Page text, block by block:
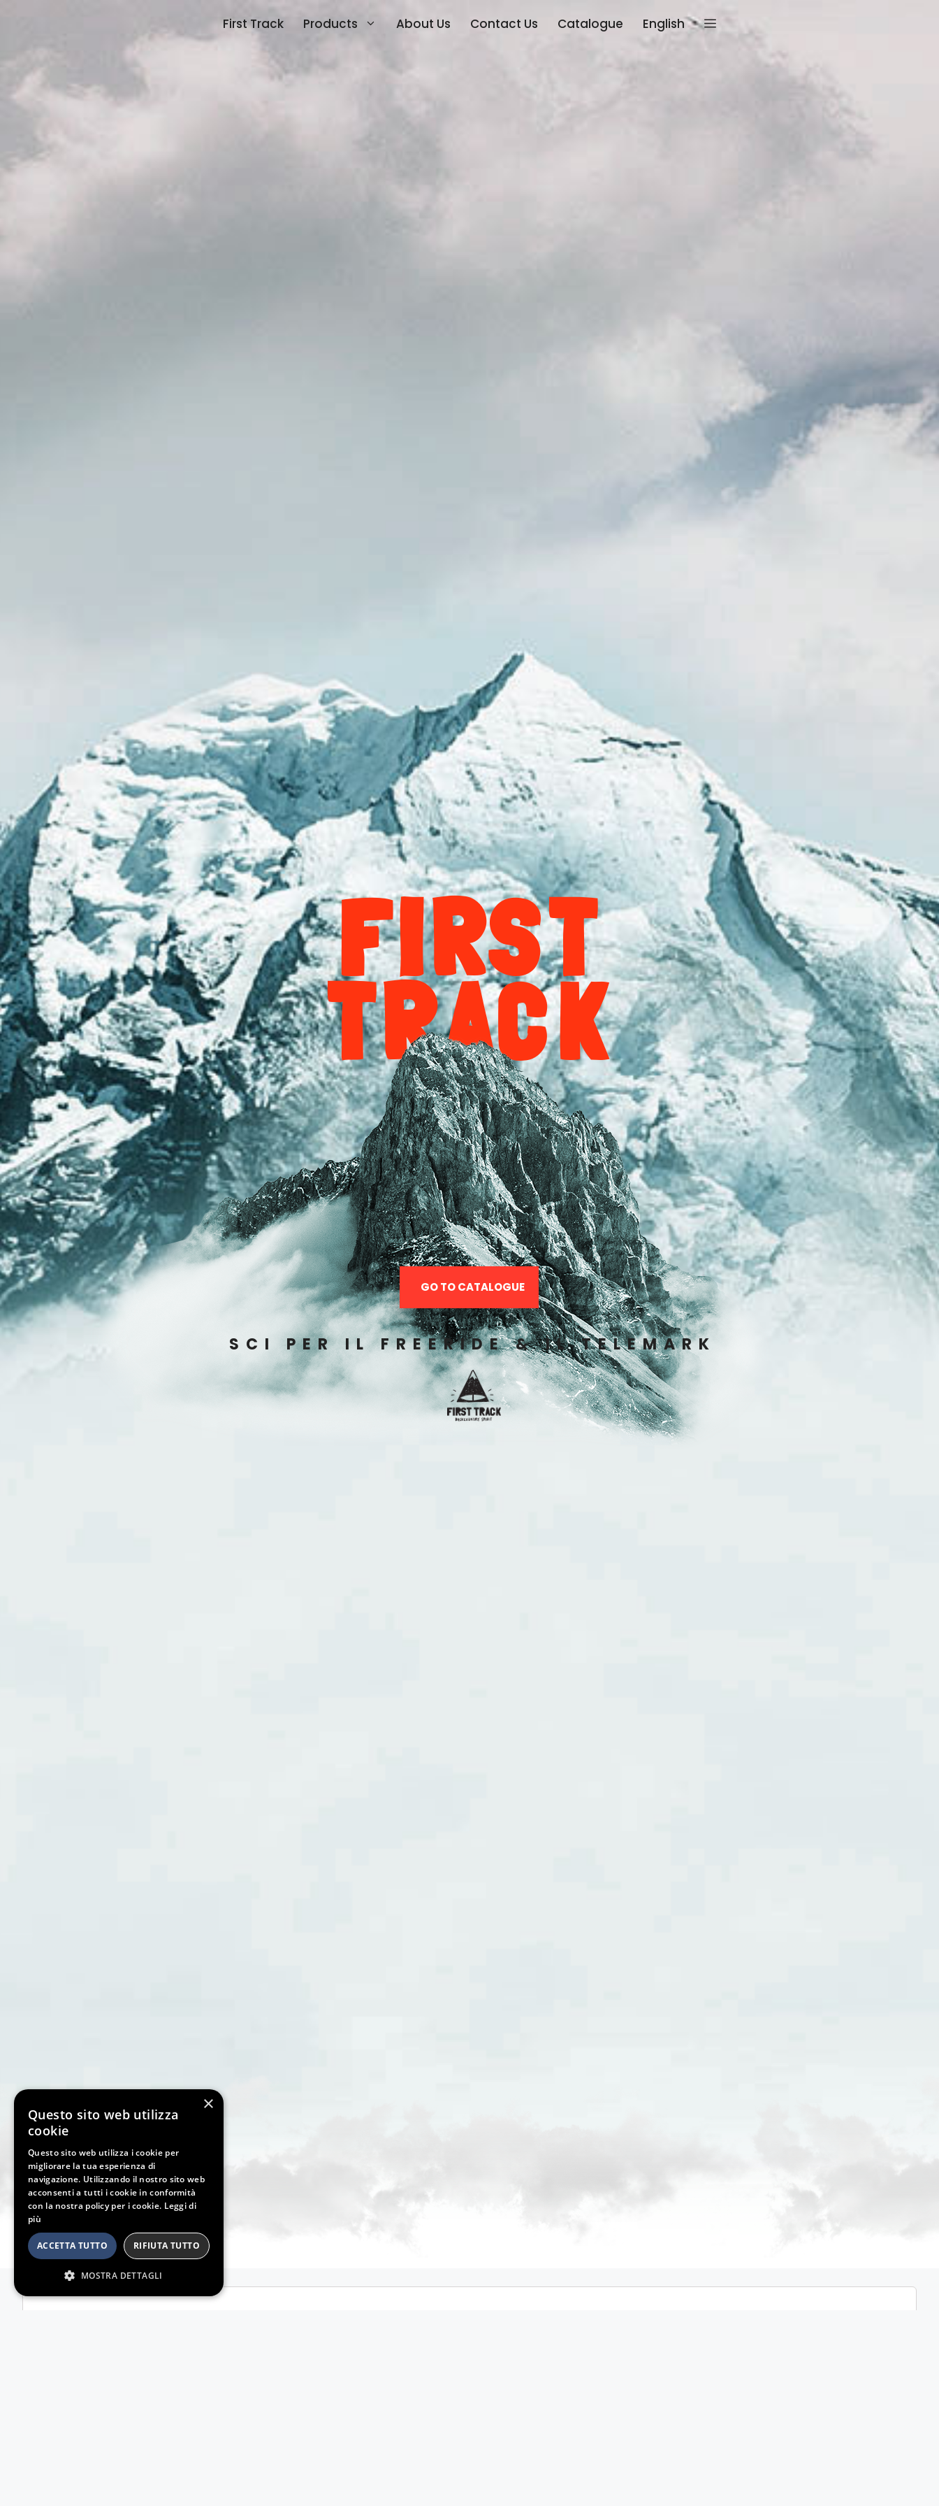
First Track Products About Us Contact Us Catalogue English
FIRST
TRACK
GO TO CATALOGUE
SCI PER IL FREERIDE & IL TELEMARK
×
Questo sito web utilizza
cookie
Questo sito web utilizza i cookie per
migliorare la tua esperienza di
navigazione. Utilizzando il nostro sito web
acconsenti a tutti i cookie in conformità
con la nostra policy per i cookie. Leggi di
più
ACCETTA TUTTO RIFIUTA TUTTO
MOSTRA DETTAGLI